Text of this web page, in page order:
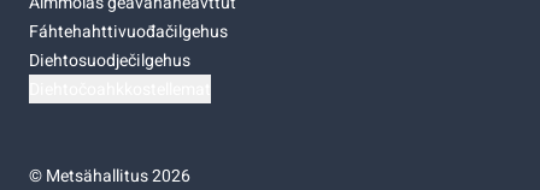
Fáhtehahttivuođačilgehus
Diehtosuodječilgehus
©Metsähallitus 2026